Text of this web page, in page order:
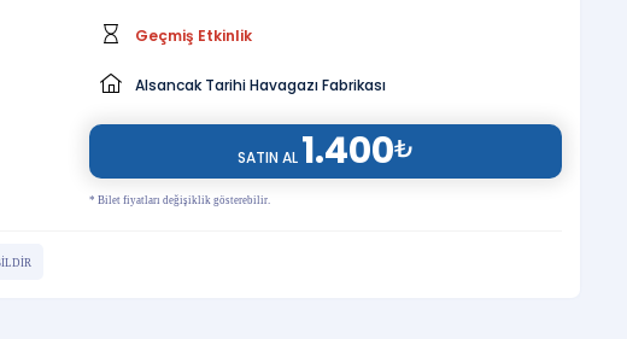
Geçmiş Etkinlik
Alsancak Tarihi Havagazı Fabrikası
SATIN AL 1.400₺
* Bilet fiyatları değişiklik gösterebilir.